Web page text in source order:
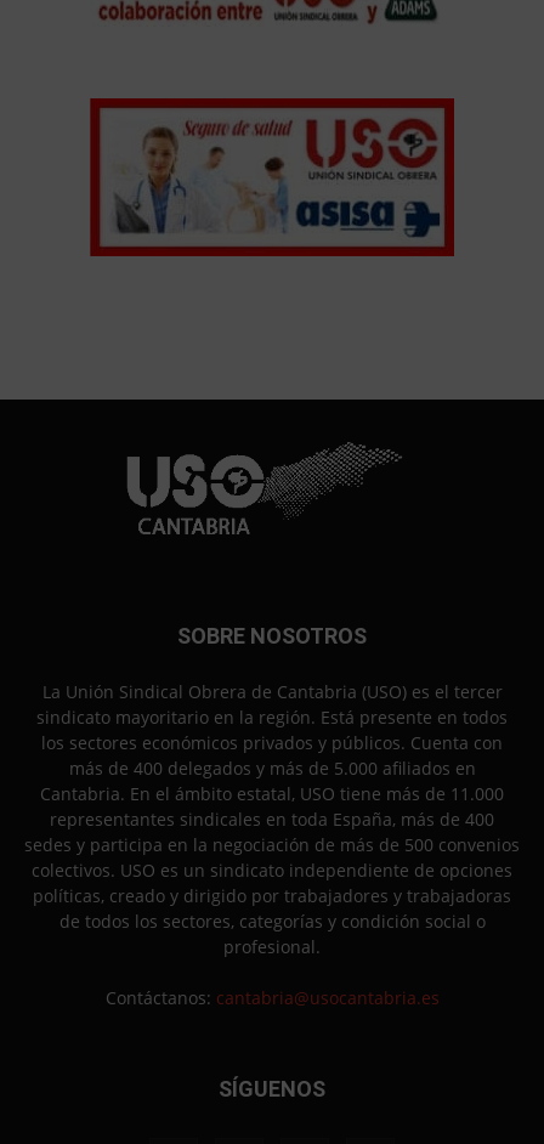
SOBRE NOSOTROS
La Unión Sindical Obrera de Cantabria (USO) es el tercer
sindicato mayoritario en la región. Está presente en todos
los sectores económicos privados y públicos. Cuenta con
más de 400 delegados y más de 5.000 afiliados en
Cantabria. En el ámbito estatal, USO tiene más de 11.000
representantes sindicales en toda España, más de 400
sedes y participa en la negociación de más de 500 convenios
colectivos. USO es un sindicato independiente de opciones
políticas, creado y dirigido por trabajadores y trabajadoras
de todos los sectores, categorías y condición social o
profesional.
Contáctanos: cantabria@usocantabria.es
SÍGUENOS